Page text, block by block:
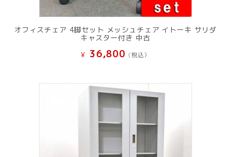
オフィスチェア 4脚セット メッシュチェア イトーキ サリダ
キャスター付き 中古
¥ 36,800 (税込）